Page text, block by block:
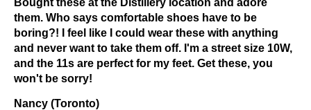
Alcool et autres solvants
Consultez notre pageEntretienpour obtenir des
informations générales sur l'entretien.
Bought these at the Distillery location and adore
them. Who says comfortable shoes have to be
boring?! I feel like I could wear these with anything
and never want to take them off. I'm a street size 10W,
and the 11s are perfect for my feet. Get these, you
won't be sorry!
Nancy (Toronto)